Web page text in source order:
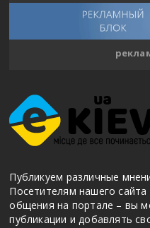
Публикуем различные
Посетителям нашего
общения на портале – вы
публикации и добавлять